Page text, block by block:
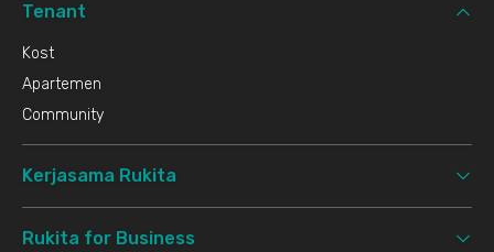
Tenant
Kost
Apartemen
Community
Kerjasama Rukita
Rukita for Business